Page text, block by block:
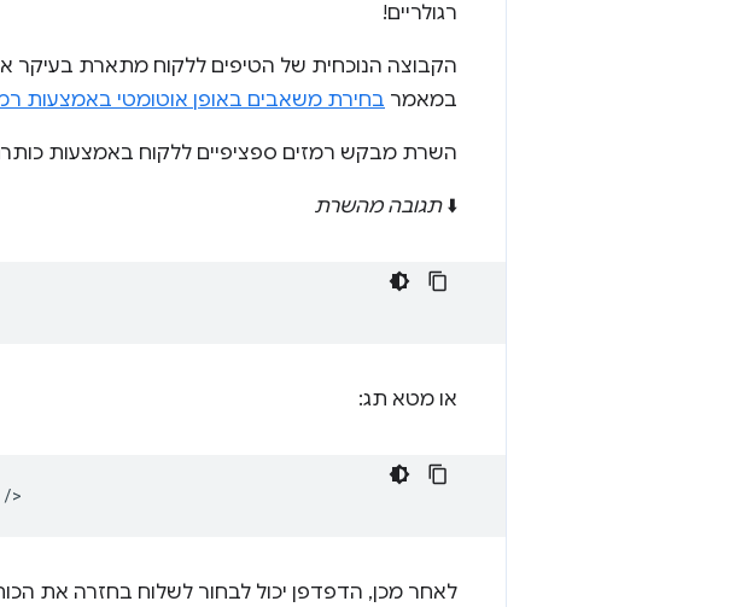
רגולריים!
הקבוצה הנוכחית של הטיפים ללקוח מתארת בעיקר
במאמר בחירת משאבים באופן אוטומטי באמצעות
השרת מבקש רמזים ספציפיים ללקוח באמצעות
⬇️תגובה מהשרת
או מטא תג:
לאחר מכן, הדפדפן יכול לבחור לשלוח בחזרה את